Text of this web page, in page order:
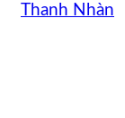
Thanh Nhàn